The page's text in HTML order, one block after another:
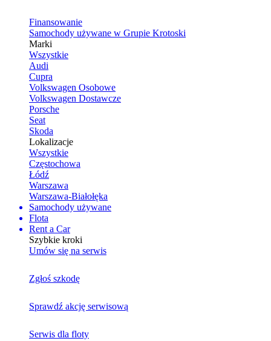
Finansowanie
Samochody używane w Grupie Krotoski
Marki
Wszystkie
Audi
Cupra
Volkswagen Osobowe
Volkswagen Dostawcze
Porsche
Seat
Skoda
Lokalizacje
Wszystkie
Częstochowa
Łódź
Warszawa
Warszawa-Białołęka
Samochody używane
Flota
Rent a Car
Szybkie kroki
Umów się na serwis
Zgłoś szkodę
Sprawdź akcję serwisową
Serwis dla floty